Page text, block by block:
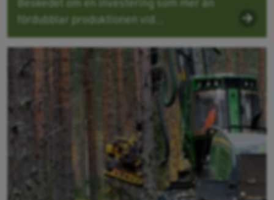
fördubblar produktionen vid...